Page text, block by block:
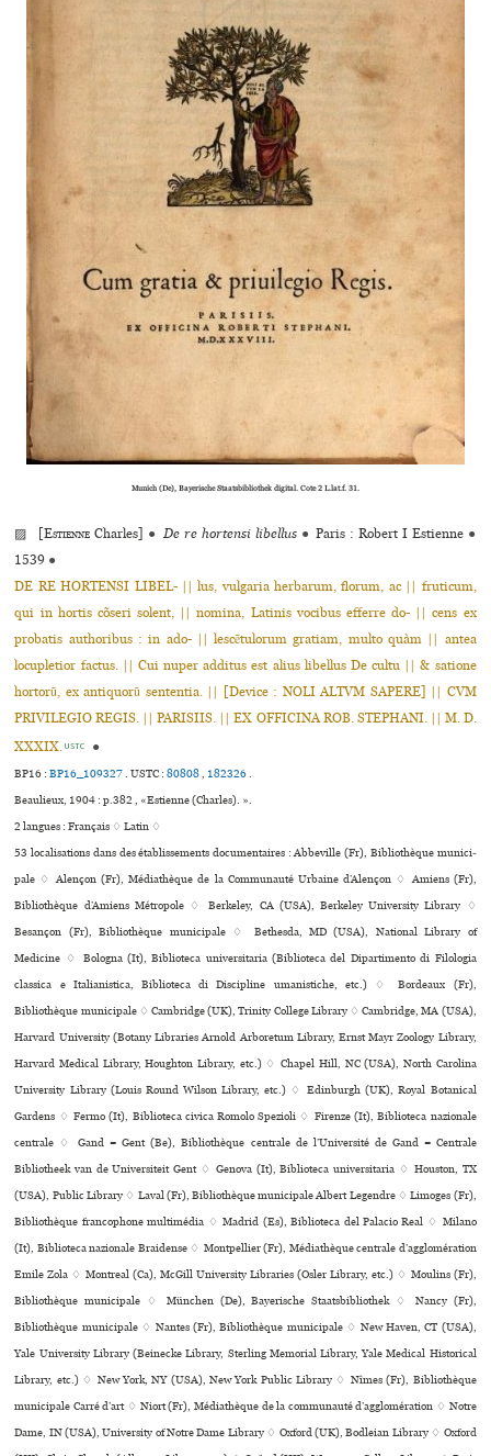
Munich (De), Bayerische Staatsbibliothek digital. Cote 2 L.lat.f. 31.
▨ [Estienne Charles] ● De re hortensi libellus ● Paris : Robert I Estienne ●
1539 ●
DE RE HORTENSI LIBEL- || lus, vulgaria herbarum, florum, ac || fruticum,
qui in hortis cõseri solent, || nomina, Latinis vocibus efferre do- || cens ex
probatis authoribus : in ado- || lescẽtulorum gratiam, multo quàm || antea
locupletior factus. || Cui nuper additus est alius libellus De cultu || & satione
hortorũ, ex antiquorũ sententia. || [Device : NOLI ALTVM SAPERE] || CVM
PRIVILEGIO REGIS. || PARISIIS. || EX OFFICINA ROB. STEPHANI. || M. D.
XXXIX. USTC ●
BP16 :BP16_109327.USTC :80808, 182326.
Beaulieux, 1904 : p.382 , «Estienne (Charles). ».
2 langues :Français ♢Latin ♢
53 localisations dans des établissements documentaires : Abbeville (Fr), Bibliothèque muni­ci­
pale ♢ Alençon (Fr), Médiathèque de la Communauté Urbaine d’Alençon ♢ Amiens (Fr),
Bibliothèque d’Amiens Métropole ♢ Berkeley, CA (USA), Berkeley University Library ♢
Besançon (Fr), Bibliothèque muni­ci­pale ♢ Bethesda, MD (USA), National Library of
Medicine ♢ Bologna (It), Biblioteca uni­ver­si­ta­ria (Biblioteca del Dipartimento di Filologia
classica e Italianistica, Biblioteca di Discipline umanistiche, etc.) ♢ Bordeaux (Fr),
Bibliothèque muni­ci­pale ♢ Cambridge (UK), Trinity College Library ♢ Cambridge, MA (USA),
Harvard University (Botany Libraries Arnold Arboretum Library, Ernst Mayr Zoology Library,
Harvard Medical Library, Houghton Library, etc.) ♢ Chapel Hill, NC (USA), North Carolina
University Library (Louis Round Wilson Library, etc.) ♢ Edinburgh (UK), Royal Botanical
Gardens ♢ Fermo (It), Biblioteca civica Romolo Spezioli ♢ Firenze (It), Biblioteca nazio­nale
cen­trale ♢ Gand = Gent (Be), Bibliothèque centrale de l’Université de Gand = Centrale
Bibliotheek van de Universiteit Gent ♢ Genova (It), Biblioteca uni­ver­si­ta­ria ♢ Houston, TX
(USA), Public Library ♢ Laval (Fr), Bibliothèque muni­ci­pale Albert Legendre ♢ Limoges (Fr),
Bibliothèque fran­co­phone mul­ti­mé­dia ♢ Madrid (Es), Biblioteca del Palacio Real ♢ Milano
(It), Biblioteca nazio­nale Braidense ♢ Montpellier (Fr), Médiathèque cen­trale d’agglo­mé­ra­tion
Emile Zola ♢ Montreal (Ca), McGill University Libraries (Osler Library, etc.) ♢ Moulins (Fr),
Bibliothèque muni­ci­pale ♢ München (De), Bayerische Staatsbibliothek ♢ Nancy (Fr),
Bibliothèque muni­ci­pale ♢ Nantes (Fr), Bibliothèque muni­ci­pale ♢ New Haven, CT (USA),
Yale University Library (Beinecke Library, Sterling Memorial Library, Yale Medical Historical
Library, etc.) ♢ New York, NY (USA), New York Public Library ♢ Nîmes (Fr), Bibliothèque
muni­ci­pale Carré d’art ♢ Niort (Fr), Médiathèque de la com­mu­nauté d’agglo­mé­ra­tion ♢ Notre
Dame, IN (USA), University of Notre Dame Library ♢ Oxford (UK), Bodleian Library ♢ Oxford